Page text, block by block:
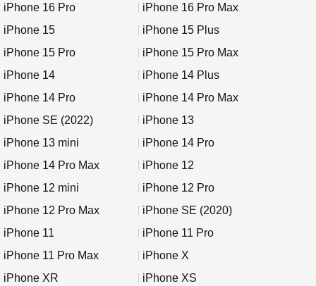
iPhone 16 Pro
iPhone 16 Pro Max
iPhone 15
iPhone 15 Plus
iPhone 15 Pro
iPhone 15 Pro Max
iPhone 14
iPhone 14 Plus
iPhone 14 Pro
iPhone 14 Pro Max
iPhone SE (2022)
iPhone 13
iPhone 13 mini
iPhone 14 Pro
iPhone 14 Pro Max
iPhone 12
iPhone 12 mini
iPhone 12 Pro
iPhone 12 Pro Max
iPhone SE (2020)
iPhone 11
iPhone 11 Pro
iPhone 11 Pro Max
iPhone X
iPhone XR
iPhone XS